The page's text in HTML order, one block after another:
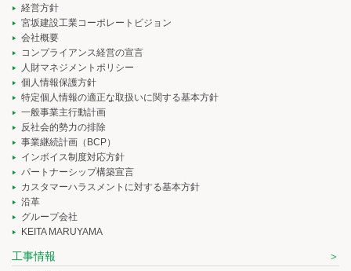
経営方針
宮坂建設工業コーポレートビジョン
会社概要
コンプライアンス経営の宣言
人財マネジメントポリシー
個人情報保護方針
特定個人情報の適正な取扱いに関する基本方針
一般事業主行動計画
反社会的勢力の排除
事業継続計画（BCP）
インボイス制度対応方針
パートナーシップ構築宣言
カスタマーハラスメントに対する基本方針
沿革
グループ会社
KEITA MARUYAMA
工事情報